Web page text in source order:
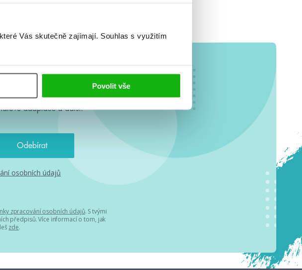
Vás skutečně zajímají. Souhlas s využitím
Povolit vše
mailu! Nové knihy, co se
adaptace a další.
osobních údajů
zpracování osobních údajů. S tvými
předpisů. Více informací o tom, jak
zde.